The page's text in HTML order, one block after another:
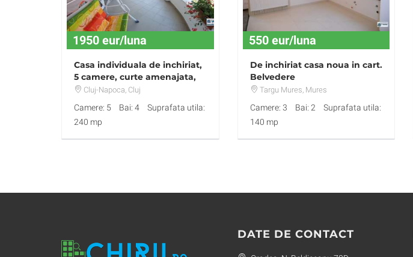
1950 eur/luna
Casa individuala de inchiriat,
5 camere, curte amenajata,
cartier Buna Ziua!
Cluj-Napoca, Cluj
Camere: 5 Bai: 4
Suprafata utila:
240 mp
550 eur/luna
De inchiriat casa noua in cart.
Belvedere
Targu Mures, Mures
Camere: 3 Bai: 2
Suprafata utila:
140 mp
DATE DE CONTACT